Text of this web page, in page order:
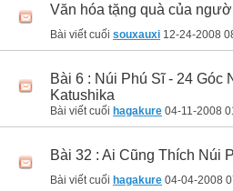
Văn hóa tặng quà của
Bài viết cuối souxauxi 12-24-2008
Bài 6 : Núi Phú Sĩ - 24 Góc
Katushika
Bài viết cuối hagakure 04-11-2008
Bài 32 : Ai Cũng Thích Núi
Bài viết cuối hagakure 04-04-2008